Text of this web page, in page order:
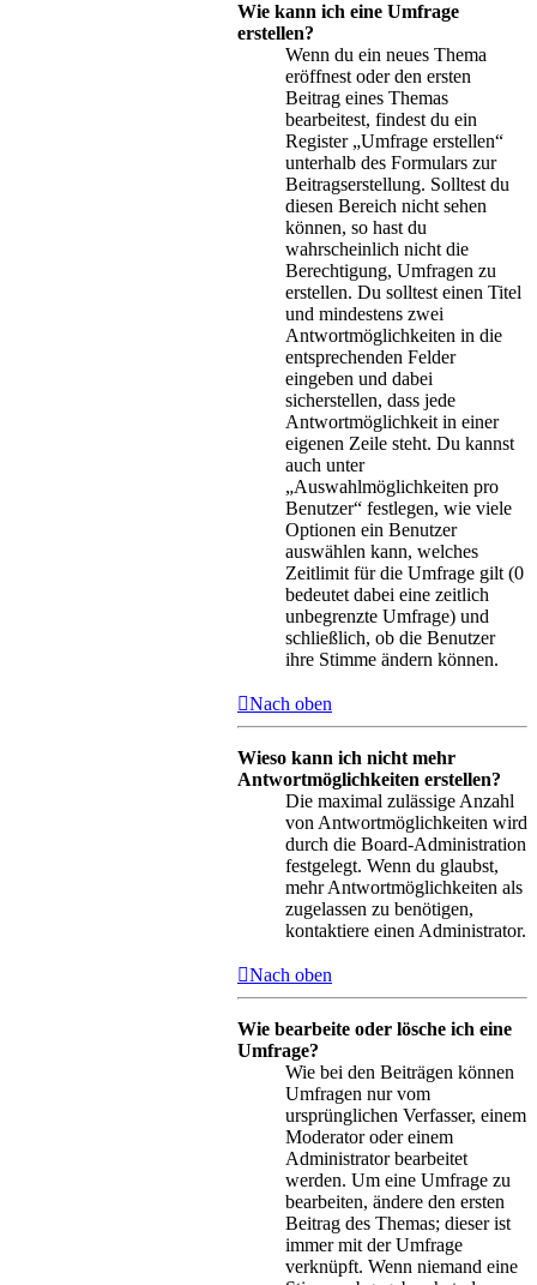
Wie kann ich eine Umfrage
erstellen?
Wenn du ein neues Thema
eröffnest oder den ersten
Beitrag eines Themas
bearbeitest, findest du ein
Register „Umfrage erstellen“
unterhalb des Formulars zur
Beitragserstellung. Solltest du
diesen Bereich nicht sehen
können, so hast du
wahrscheinlich nicht die
Berechtigung, Umfragen zu
erstellen. Du solltest einen Titel
und mindestens zwei
Antwortmöglichkeiten in die
entsprechenden Felder
eingeben und dabei
sicherstellen, dass jede
Antwortmöglichkeit in einer
eigenen Zeile steht. Du kannst
auch unter
„Auswahlmöglichkeiten pro
Benutzer“ festlegen, wie viele
Optionen ein Benutzer
auswählen kann, welches
Zeitlimit für die Umfrage gilt (0
bedeutet dabei eine zeitlich
unbegrenzte Umfrage) und
schließlich, ob die Benutzer
ihre Stimme ändern können.
Nach oben
Wieso kann ich nicht mehr
Antwortmöglichkeiten erstellen?
Die maximal zulässige Anzahl
von Antwortmöglichkeiten wird
durch die Board-Administration
festgelegt. Wenn du glaubst,
mehr Antwortmöglichkeiten als
zugelassen zu benötigen,
kontaktiere einen Administrator.
Nach oben
Wie bearbeite oder lösche ich eine
Umfrage?
Wie bei den Beiträgen können
Umfragen nur vom
ursprünglichen Verfasser, einem
Moderator oder einem
Administrator bearbeitet
werden. Um eine Umfrage zu
bearbeiten, ändere den ersten
Beitrag des Themas; dieser ist
immer mit der Umfrage
verknüpft. Wenn niemand eine